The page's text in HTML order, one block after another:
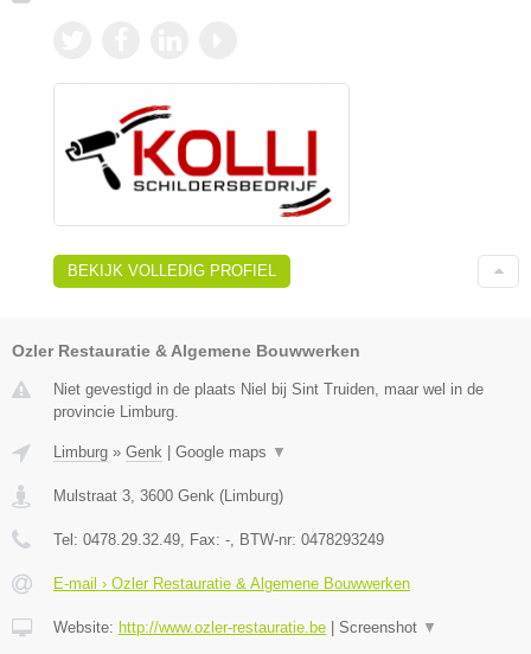
BEKIJK VOLLEDIG PROFIEL
Ozler Restauratie & Algemene Bouwwerken
Niet gevestigd in de plaats Niel bij Sint Truiden, maar wel in de
provincie Limburg.
Limburg » Genk Google maps ▼
Mulstraat 3, 3600 Genk (Limburg)
Tel: 0478.29.32.49, Fax: -, BTW-nr: 0478293249
E-mail › Ozler Restauratie & Algemene Bouwwerken
Website: http://www.ozler-restauratie.be Screenshot ▼